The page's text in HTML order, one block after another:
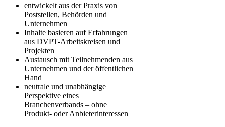
entwickelt aus der Praxis von
Poststellen, Behörden und
Unternehmen
Inhalte basieren auf Erfahrungen
aus DVPT-Arbeitskreisen und
Projekten
Austausch mit Teilnehmenden aus
Unternehmen und der öffentlichen
Hand
neutrale und unabhängige
Perspektive eines
Branchenverbands – ohne
Produkt- oder Anbieterinteressen